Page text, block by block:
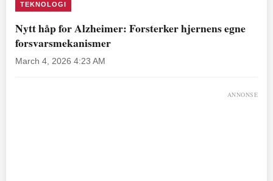
TEKNOLOGI
Nytt håp for Alzheimer: Forsterker hjernens egne
forsvarsmekanismer
March 4, 2026 4:23 AM
ANNONSE